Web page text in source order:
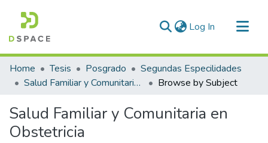
Log In (current)
Communities & Collections
All of DSpace
Home Tesis Posgrado
Segundas Especilidades
Salud Familiar y Comunitaria en Obstetricia
Browse by Subject
Salud Familiar y Comunitaria en
Obstetricia